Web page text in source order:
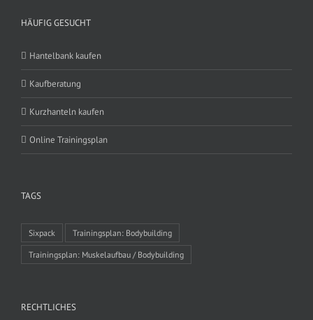
HÄUFIG GESUCHT
Hantelbank kaufen
Kaufberatung
Kurzhanteln kaufen
Online Trainingsplan
TAGS
Sixpack Trainingsplan: Bodybuilding
Trainingsplan: Muskelaufbau / Bodybuilding
RECHTLICHES